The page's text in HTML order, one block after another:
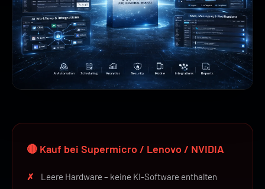
🔴 Kauf bei Supermicro / Lenovo / NVIDIA
Leere Hardware – keine KI-Software enthalten